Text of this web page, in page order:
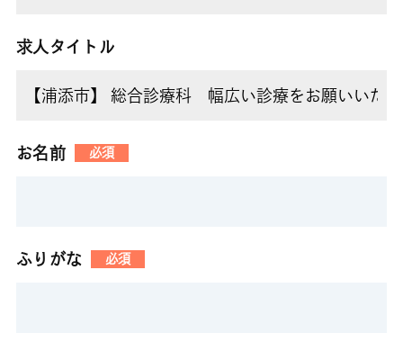
求人タイトル
お名前 必須
ふりがな 必須